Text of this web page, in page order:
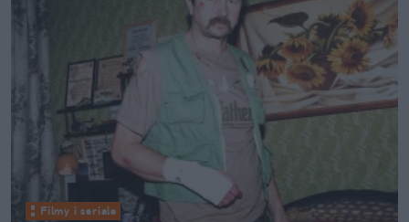
Filmy i seriale